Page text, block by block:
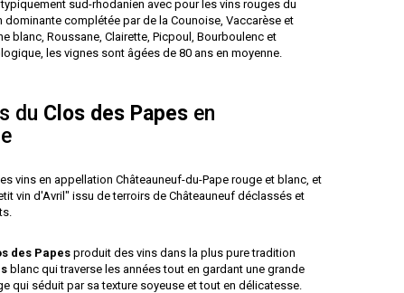
sud-rhodanien avec pour les vins rouges du
dominante complétée par de la Counoise, Vaccarèse et
blanc, Roussane, Clairette, Picpoul, Bourboulenc et
les vignes sont âgées de 80 ans en moyenne.
du Clos des Papes en
vins en appellation Châteauneuf-du-Pape rouge et blanc, et
vin d'Avril" issu de terroirs de Châteauneuf déclassés et
des Papesproduit des vins dans la plus pure tradition
blanc qui traverse les années tout en gardant une grande
qui séduit par sa texture soyeuse et tout en délicatesse.